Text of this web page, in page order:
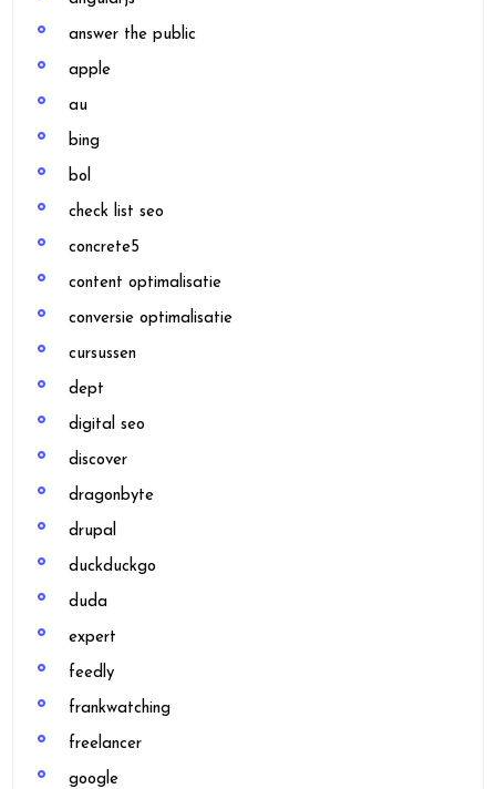
answer the public
apple
au
bing
bol
check list seo
concrete5
content optimalisatie
conversie optimalisatie
cursussen
dept
digital seo
discover
dragonbyte
drupal
duckduckgo
duda
expert
feedly
frankwatching
freelancer
google